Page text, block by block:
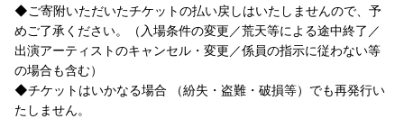
◆ご寄附いただいたチケットの払い戻しはいたしませんので、予
めご了承ください。（入場条件の変更／荒天等による途中終了／
出演アーティストのキャンセル・変更／係員の指示に従わない等
の場合も含む）
◆チケットはいかなる場合 （紛失・盗難・破損等）でも再発行い
たしません。